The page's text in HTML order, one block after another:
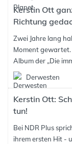
Kerstin Ott
Richtung
Zwei Jahre lang
Moment gewartet.
Album der „Die
Derwesten
Kerstin Ott:
tun!
Bei NDR Plus
ihrem ersten Hit -